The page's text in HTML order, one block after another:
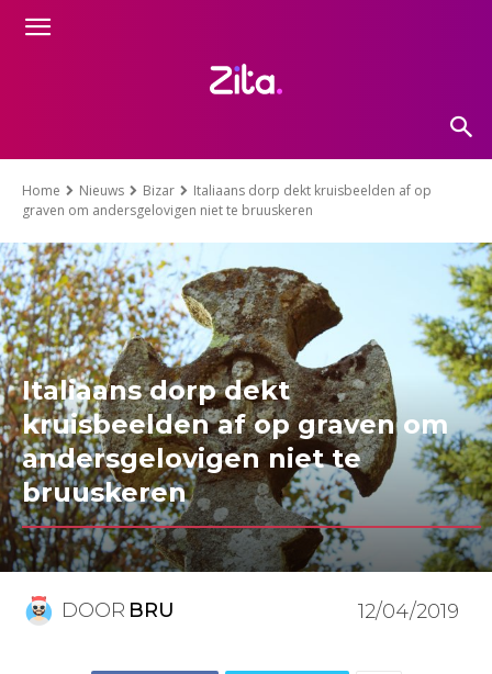
Home Nieuws Bizar
Italiaans dorp dekt kruisbeelden af op
graven om andersgelovigen niet te bruuskeren
Italiaans dorp dekt
kruisbeelden af op graven om
andersgelovigen niet te
bruuskeren
DOOR BRU 12/04/2019